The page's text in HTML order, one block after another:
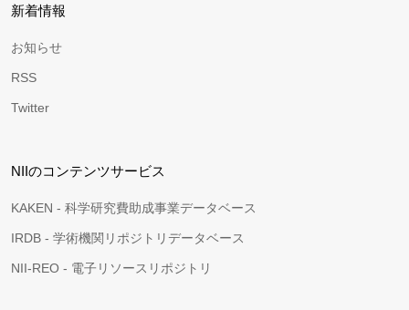
新着情報
お知らせ
RSS
Twitter
NIIのコンテンツサービス
KAKEN - 科学研究費助成事業データベース
IRDB - 学術機関リポジトリデータベース
NII-REO - 電子リソースリポジトリ